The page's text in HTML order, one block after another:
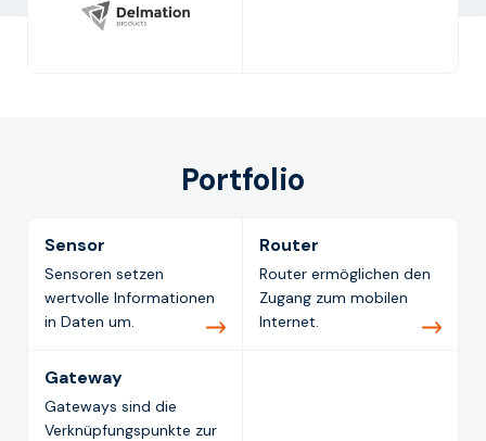
Portfolio
Sensor
Sensoren setzen
wertvolle Informationen
in Daten um.
Router
Router ermöglichen den
Zugang zum mobilen
Internet.
Gateway
Gateways sind die
Verknüpfungspunkte zur